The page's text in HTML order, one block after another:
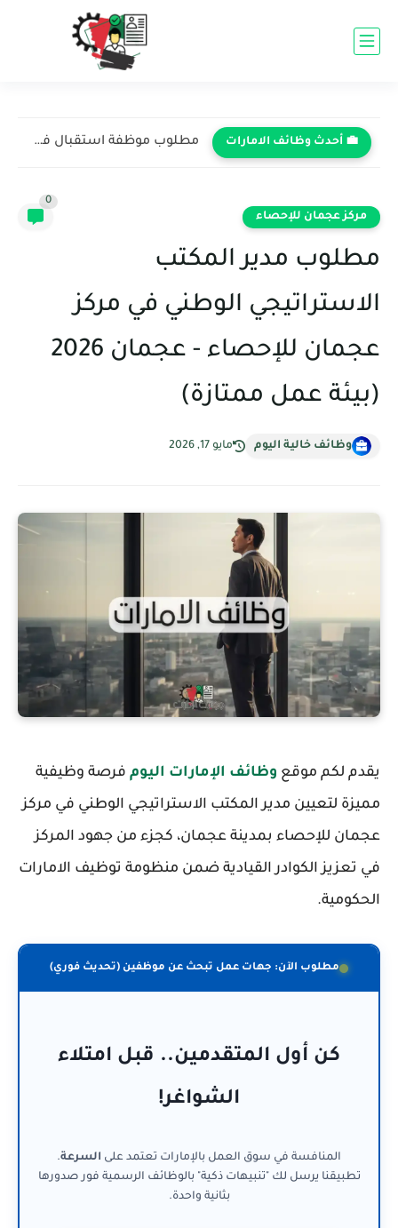
💼 أحدث وظائف الامارات مطلوب موظفة استقبال في شركة الخدمات المتميزة - عجمان 2026...
مركز عجمان للإحصاء
0
مطلوب مدير المكتب
الاستراتيجي الوطني في مركز
عجمان للإحصاء - عجمان 2026
(بيئة عمل ممتازة)
وظائف خالية اليوم مايو 17, 2026
يقدم لكم موقع وظائف الإمارات اليوم فرصة وظيفية
مميزة لتعيين مدير المكتب الاستراتيجي الوطني في مركز
عجمان للإحصاء بمدينة عجمان، كجزء من جهود المركز
في تعزيز الكوادر القيادية ضمن منظومة توظيف الامارات
الحكومية.
مطلوب الآن: جهات عمل تبحث عن موظفين (تحديث فوري)
كن أول المتقدمين.. قبل امتلاء
الشواغر!
المنافسة في سوق العمل بالإمارات تعتمد على السرعة.
تطبيقنا يرسل لك "تنبيهات ذكية" بالوظائف الرسمية فور صدورها
بثانية واحدة.